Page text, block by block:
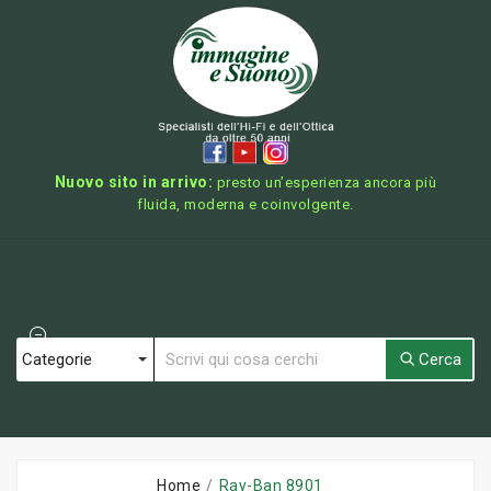
Nuovo sito in arrivo: presto un’esperienza ancora più
fluida, moderna e coinvolgente.
Cerca
Home Ray-Ban 8901